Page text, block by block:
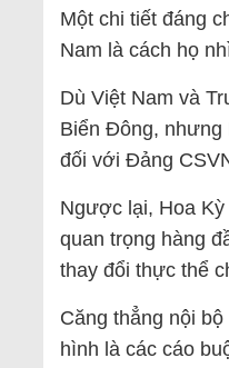
Một chi tiết đáng
Nam là cách họ
Dù Việt Nam và
Biển Đông, nhưng
đối với Đảng
Ngược lại, Hoa
quan trọng hàng
thay đổi thực thể
Căng thẳng nội
hình là các cáo